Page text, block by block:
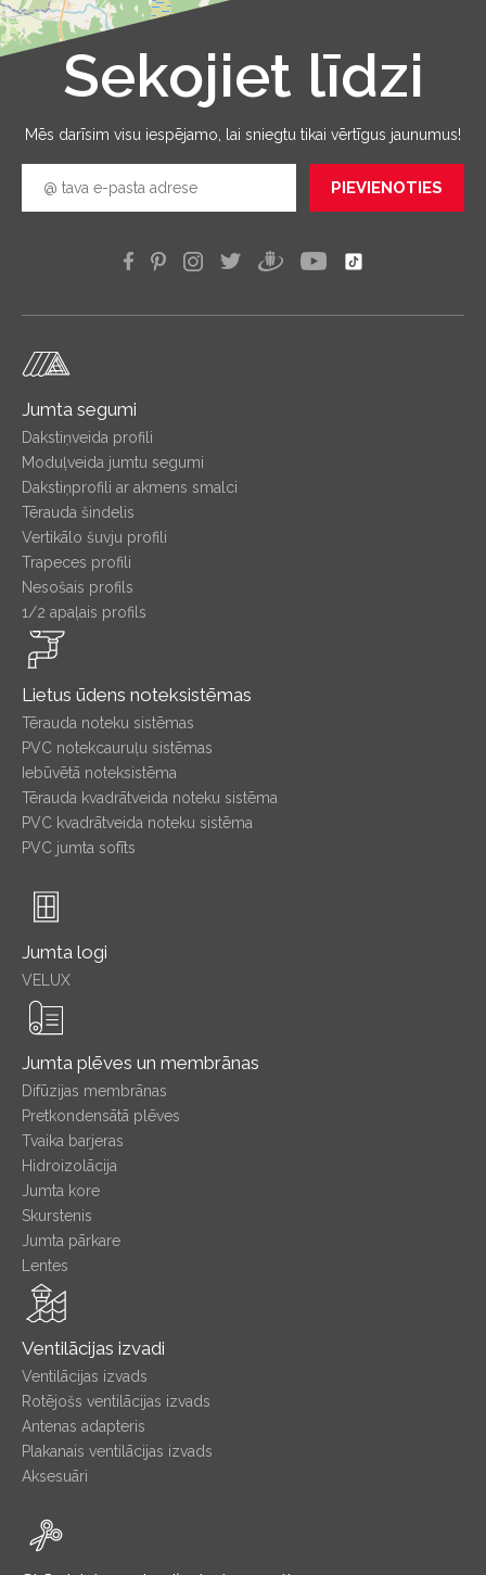
Sekojiet līdzi
Mēs darīsim visu iespējamo, lai sniegtu tikai vērtīgus jaunumus!
PIEVIENOTIES
Jumta segumi
Dakstiņveida profili
Moduļveida jumtu segumi
Dakstiņprofili ar akmens smalci
Tērauda šindelis
Vertikālo šuvju profili
Trapeces profili
Nesošais profils
1/2 apaļais profils
Lietus ūdens noteksistēmas
Tērauda noteku sistēmas
PVC notekcauruļu sistēmas
Iebūvētā noteksistēma
Tērauda kvadrātveida noteku sistēma
PVC kvadrātveida noteku sistēma
PVC jumta sofīts
Jumta logi
VELUX
Jumta plēves un membrānas
Difūzijas membrānas
Pretkondensātā plēves
Tvaika barjeras
Hidroizolācija
Jumta kore
Skurstenis
Jumta pārkare
Lentes
Ventilācijas izvadi
Ventilācijas izvads
Rotējošs ventilācijas izvads
Antenas adapteris
Plakanais ventilācijas izvads
Aksesuāri